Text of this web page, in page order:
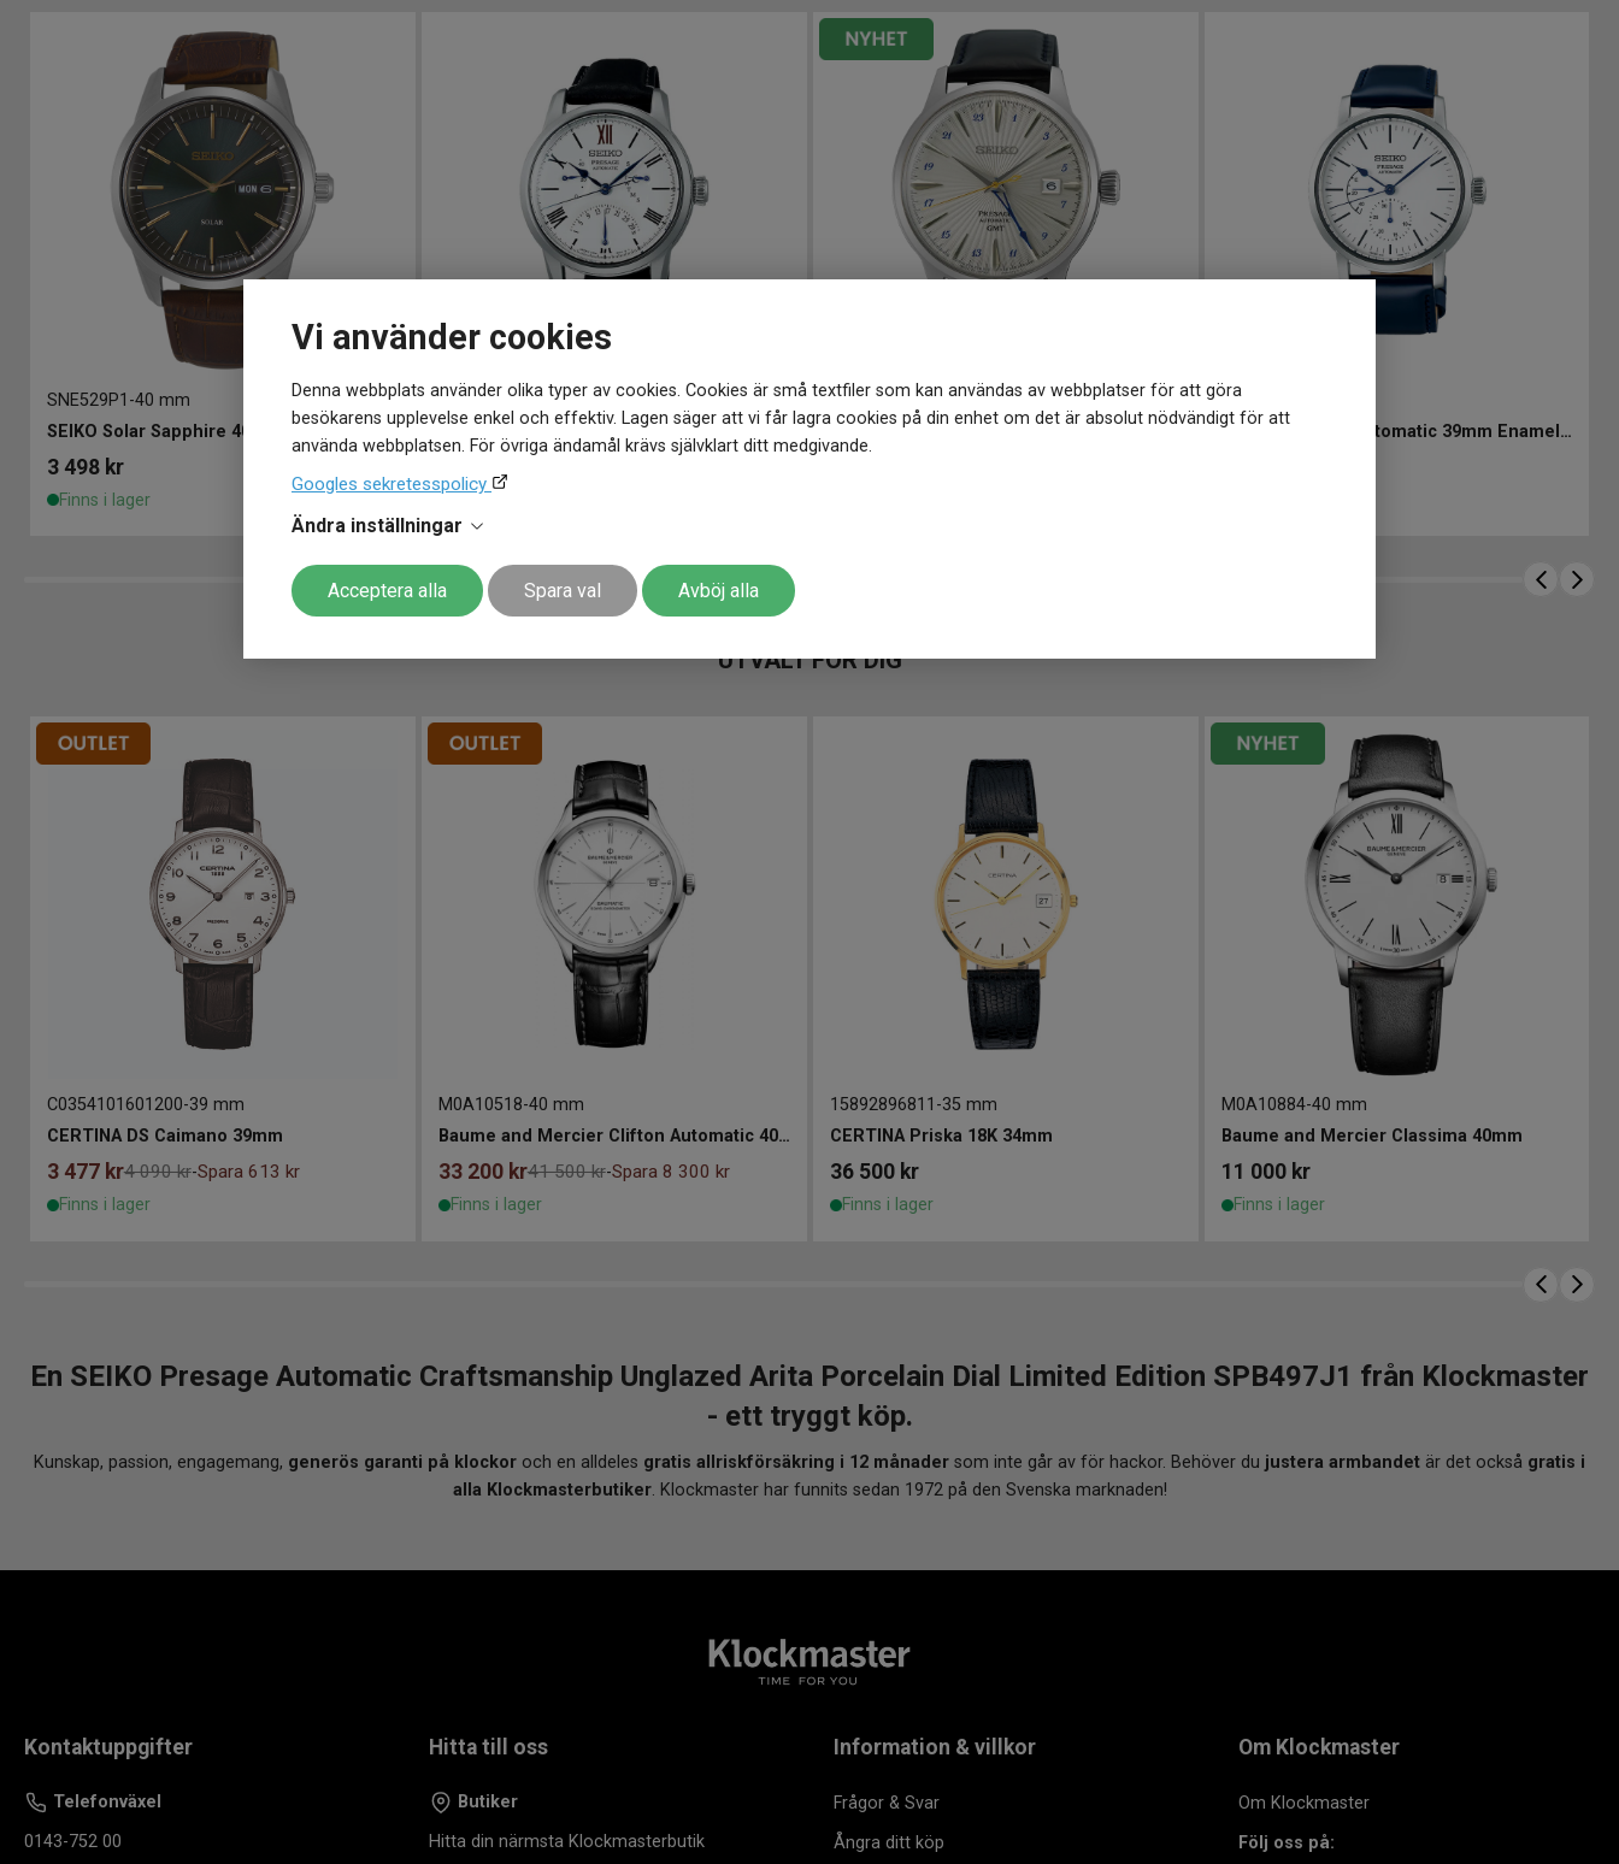
Vi använder cookies
Denna webbplats använder olika typer av cookies. Cookies är små textfiler som kan användas av webbplatser för att göra
besökarens upplevelse enkel och effektiv. Lagen säger att vi får lagra cookies på din enhet om det är absolut nödvändigt för att
använda webbplatsen. För övriga ändamål krävs självklart ditt medgivande.
Googles sekretesspolicy
Ändra inställningar
Acceptera alla Spara val Avböj alla
SNE529P1 -40 mm
SEIKO Solar Sapphire 40mm
3 498 kr
Finns i lager
SPB393J1-40 mm
Finns i lager
SSK049J1 -40.5 mm
SPB161J1
SEIKO Presage Automatic 39mm Enamel Dial
UTVALT FÖR DIG
C0354101601200-39 mm
CERTINA DS Caimano 39mm
3 477 kr4 090 kr-Spara 613 kr
Finns i lager
M0A10518-40 mm
Baume and Mercier Clifton Automatic 40mm
33 200 kr41 500 kr-Spara 8 300 kr
Finns i lager
15892896811 -35 mm
CERTINA Priska 18K 34mm
36 500 kr
Finns i lager
M0A10884-40 mm
Baume and Mercier Classima 40mm
11 000 kr
Finns i lager
En SEIKO Presage Automatic Craftsmanship Unglazed Arita Porcelain Dial Limited Edition SPB497J1 från Klockmaster
- ett tryggt köp.
Kunskap, passion, engagemang, generös garanti på klockor och en alldeles gratis allriskförsäkring i 12 månader som inte går av för hackor. Behöver du justera armbandet är det också gratis i
alla Klockmasterbutiker. Klockmaster har funnits sedan 1972 på den Svenska marknaden!
Kontaktuppgifter
Telefonväxel
0143-752 00
Hitta till oss
Butiker
Hitta din närmsta Klockmasterbutik
Information & villkor
Frågor & Svar
Ångra ditt köp
Om Klockmaster
Om Klockmaster
Följ oss på: